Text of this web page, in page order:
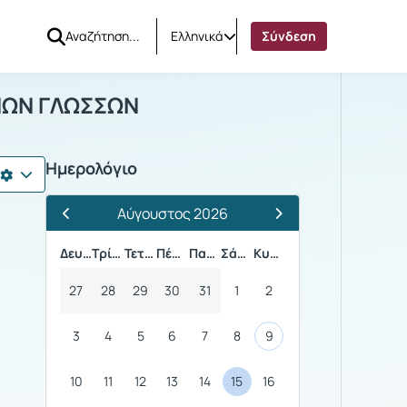
Ελληνικά Σύνδεση
ΞΕΝΩΝ ΓΛΩΣΣΩΝ
ΓΛΩΣΣΩΝ
Ημερολόγιο
Προηγούμενος Μήνας
Αύγουστος 2026
Επόμενος Μήνας
Δευτέρα
Τρίτη Τετάρτη Πέμπτη Παρασκευή Σάββατο Κυριακή
27 28 29 30 31 1 2
3 4 5 6 7 8 9
10 11 12 13 14 15 16